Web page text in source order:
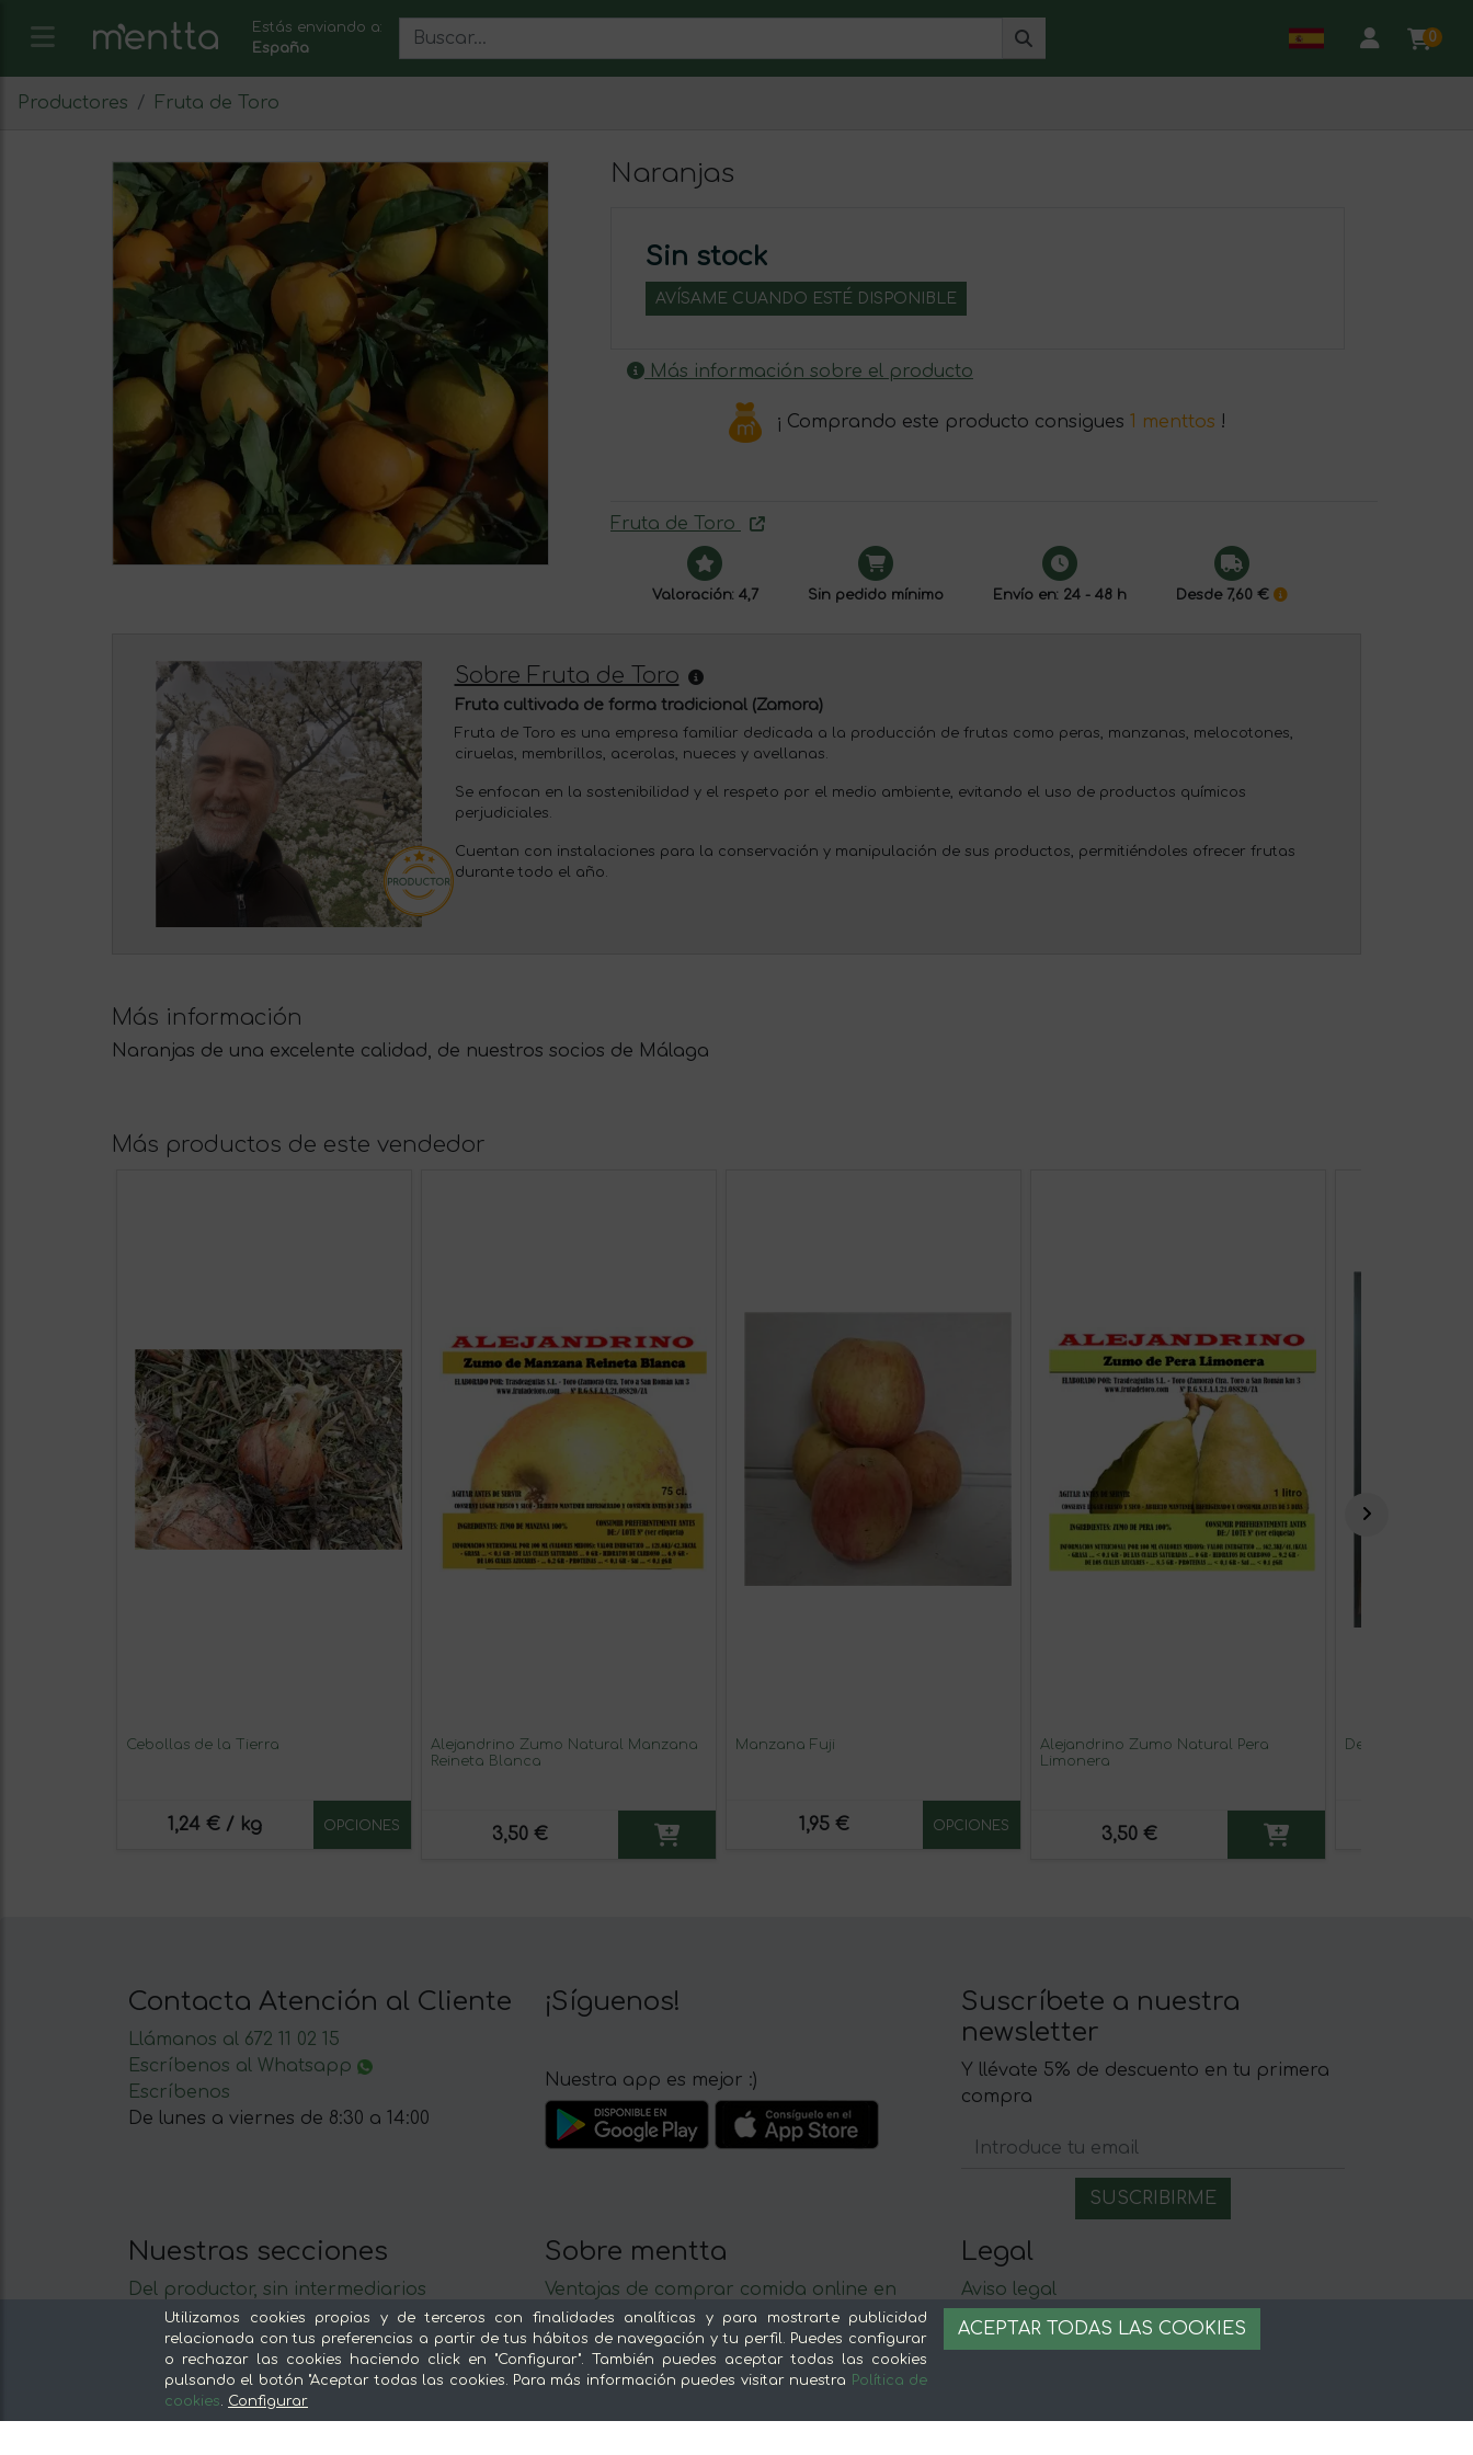
Estás enviando a:
España
0
Productores Fruta de Toro
Naranjas
Sin stock
AVÍSAME CUANDO ESTÉ DISPONIBLE
Más información sobre el producto
¡ Comprando este producto consigues 1 menttos !
Fruta de Toro
Valoración: 4,7 Sin pedido mínimo Envío en: 24 - 48 h Desde 7,60 €
Sobre Fruta de Toro
Fruta cultivada de forma tradicional (Zamora)
Fruta de Toro es una empresa familiar dedicada a la producción de frutas como peras, manzanas, melocotones,
ciruelas, membrillos, acerolas, nueces y avellanas.
Se enfocan en la sostenibilidad y el respeto por el medio ambiente, evitando el uso de productos químicos
perjudiciales.
Cuentan con instalaciones para la conservación y manipulación de sus productos, permitiéndoles ofrecer frutas
durante todo el año.
Más información
Naranjas de una excelente calidad, de nuestros socios de Málaga
Más productos de este vendedor
Cebollas de la Tierra
1,24 € / kg OPCIONES
Alejandrino Zumo Natural Manzana
Reineta Blanca
3,50 €
Manzana Fuji
1,95 € OPCIONES
Alejandrino Zumo Natural Pera
Limonera
3,50 €
Deshidratado
Contacta Atención al Cliente
Llámanos al 672 11 02 15
Escríbenos al Whatsapp
Escríbenos
De lunes a viernes de 8:30 a 14:00
¡Síguenos!
Nuestra app es mejor :)
Suscríbete a nuestra
newsletter
Y llévate 5% de descuento en tu primera
compra
Nuestras secciones
Del productor, sin intermediarios
Tiendas Especializadas y Productos
Gourmet
Nuestras cocinas
Supermercado
Ofertas y promociones
Sobre mentta
Ventajas de comprar comida online en
mentta
Conoce mentta
Blog de mentta
Fidelización
Legal
Aviso legal
Términos y condiciones
Utilizamos cookies propias y de terceros con finalidades analíticas y para mostrarte publicidad
relacionada con tus preferencias a partir de tus hábitos de navegación y tu perfil. Puedes configurar
o rechazar las cookies haciendo click en "Configurar". También puedes aceptar todas las cookies
pulsando el botón "Aceptar todas las cookies. Para más información puedes visitar nuestra Política de
cookies. Configurar
ACEPTAR TODAS LAS COOKIES